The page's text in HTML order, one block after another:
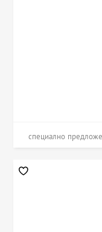
специално